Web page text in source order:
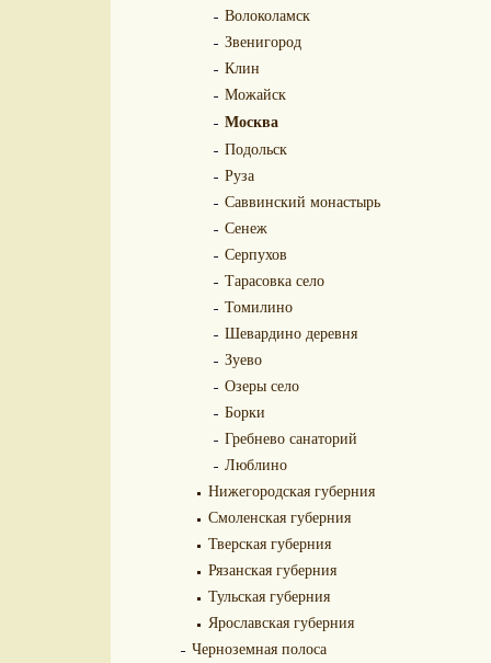
Волоколамск
Звенигород
Клин
Можайск
Москва
Подольск
Руза
Саввинский монастырь
Сенеж
Серпухов
Тарасовка село
Томилино
Шевардино деревня
Зуево
Озеры село
Борки
Гребнево санаторий
Люблино
Нижегородская губерния
Смоленская губерния
Тверская губерния
Рязанская губерния
Тульская губерния
Ярославская губерния
Черноземная полоса